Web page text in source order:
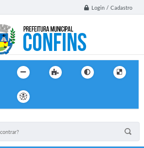
Login / Cadastro